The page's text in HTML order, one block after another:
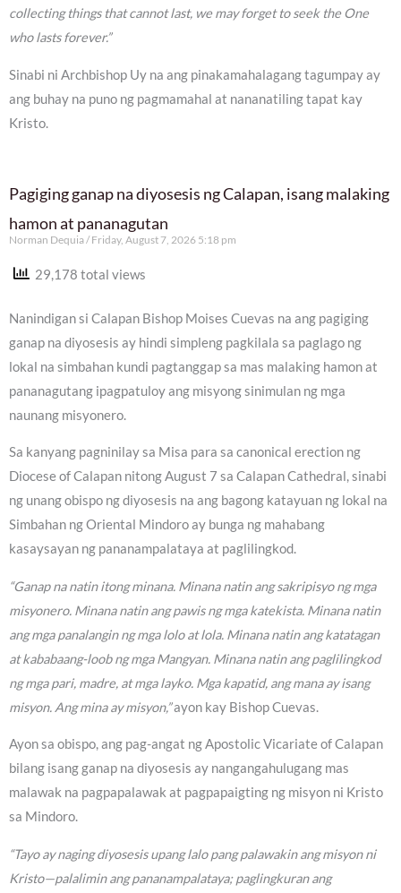
collecting things that cannot last, we may forget to seek the One
who lasts forever.”
Sinabi ni Archbishop Uy na ang pinakamahalagang tagumpay ay
ang buhay na puno ng pagmamahal at nananatiling tapat kay
Kristo.
Pagiging ganap na diyosesis ng Calapan, isang malaking
hamon at pananagutan
Norman Dequia Friday, August 7, 2026 5:18 pm
29,178 total views
Nanindigan si Calapan Bishop Moises Cuevas na ang pagiging
ganap na diyosesis ay hindi simpleng pagkilala sa paglago ng
lokal na simbahan kundi pagtanggap sa mas malaking hamon at
pananagutang ipagpatuloy ang misyong sinimulan ng mga
naunang misyonero.
Sa kanyang pagninilay sa Misa para sa canonical erection ng
Diocese of Calapan nitong August 7 sa Calapan Cathedral, sinabi
ng unang obispo ng diyosesis na ang bagong katayuan ng lokal na
Simbahan ng Oriental Mindoro ay bunga ng mahabang
kasaysayan ng pananampalataya at paglilingkod.
“Ganap na natin itong minana. Minana natin ang sakripisyo ng mga
misyonero. Minana natin ang pawis ng mga katekista. Minana natin
ang mga panalangin ng mga lolo at lola. Minana natin ang katatagan
at kababaang-loob ng mga Mangyan. Minana natin ang paglilingkod
ng mga pari, madre, at mga layko. Mga kapatid, ang mana ay isang
misyon. Ang mina ay misyon,”ayon kay Bishop Cuevas.
Ayon sa obispo, ang pag-angat ng Apostolic Vicariate of Calapan
bilang isang ganap na diyosesis ay nangangahulugang mas
malawak na pagpapalawak at pagpapaigting ng misyon ni Kristo
sa Mindoro.
“Tayo ay naging diyosesis upang lalo pang palawakin ang misyon ni
Kristo—palalimin ang pananampalataya; paglingkuran ang